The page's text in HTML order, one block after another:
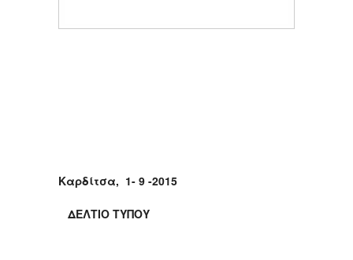
Καρδίτσα, 1- 9 -2015
ΔΕΛΤΙΟ ΤΥΠΟΥ